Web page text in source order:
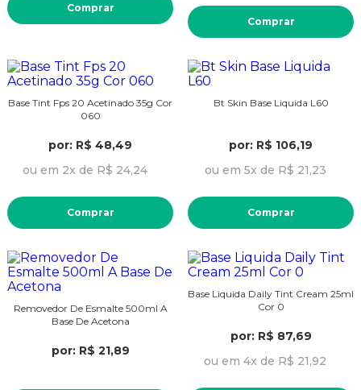
Comprar
Comprar
Base Tint Fps 20 Acetinado 35g Cor
060
por: R$ 48,49
ou em 2x de R$ 24,24
Comprar
Bt Skin Base Liquida L60
por: R$ 106,19
ou em 5x de R$ 21,23
Comprar
Removedor De Esmalte 500ml A
Base De Acetona
por: R$ 21,89
Base Liquida Daily Tint Cream 25ml
Cor 0
por: R$ 87,69
ou em 4x de R$ 21,92